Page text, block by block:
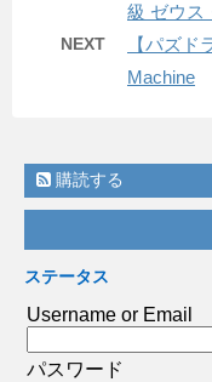
級 ゼウス
NEXT
【パズド
Machine
購読する
ステータス
Username or Email
パスワード